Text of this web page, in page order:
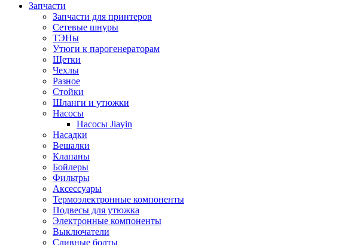
Запчасти
Запчасти для принтеров
Сетевые шнуры
ТЭНы
Утюги к парогенераторам
Щетки
Чехлы
Разное
Стойки
Шланги и утюжки
Насосы
Насосы Jiayin
Насадки
Вешалки
Клапаны
Бойлеры
Фильтры
Аксессуары
Термоэлектронные компоненты
Подвесы для утюжка
Электронные компоненты
Выключатели
Сливные болты